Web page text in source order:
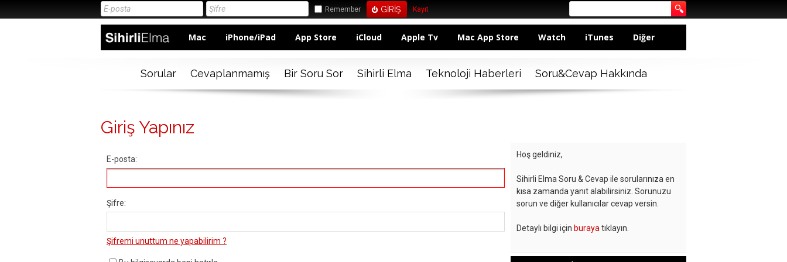
Remember Kayıt
Mac iPhone/iPad App Store iCloud Apple Tv Mac App Store Watch iTunes Diğer
Sorular Cevaplanmamış Bir Soru Sor Sihirli Elma Teknoloji Haberleri Soru&Cevap Hakkında
Giriş Yapınız
E-posta:
Şifre:
Şifremi unuttum ne yapabilirim ?
Hoş geldiniz,
Sihirli Elma Soru & Cevap ile sorularınıza en
kısa zamanda yanıt alabilirsiniz. Sorunuzu
sorun ve diğer kullanıcılar cevap versin.
Detaylı bilgi için buraya tıklayın.